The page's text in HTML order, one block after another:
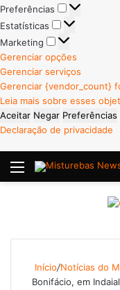
Preferências
Preferências
Estatísticas
Estatísticas
Marketing
Marketing
Gerenciar opções
Gerenciar serviços
Gerenciar {vendor_count}
Leia mais sobre esses
Aceitar Negar Preferências
Declaração de privacidade
Menu
Início/Notícias do
Bonifácio, em